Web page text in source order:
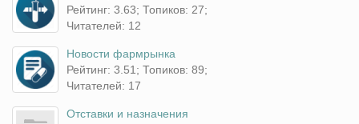
Рейтинг: 3.63; Топиков: 27;
Читателей: 12
Новости фармрынка
Рейтинг: 3.51; Топиков: 89;
Читателей: 17
Отставки и назначения